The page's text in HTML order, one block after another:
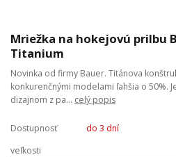
Mriežka na hokejovú prilbu
Titanium
Novinka od firmy Bauer. Titánova
konkurenčnými modelami ľahšia o 50%.
dizajnom z pa... celý popis
Dostupnosť
do 3 dní
veľkosti